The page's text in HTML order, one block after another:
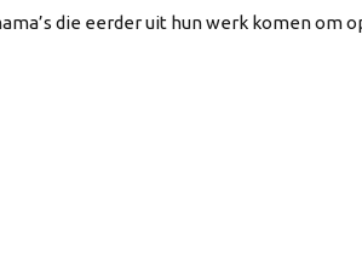
die eerder uit hun werk komen om